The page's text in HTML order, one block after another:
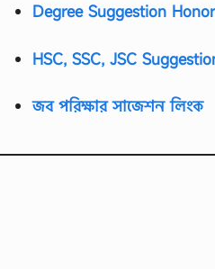
Degree Suggestion
HSC, SSC, JSC
জব পরিক্ষার সাজেশন লিংক